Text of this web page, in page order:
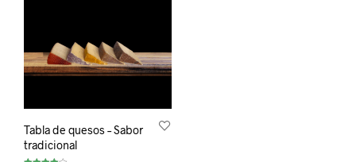
Tabla de quesos – Sabor
tradicional